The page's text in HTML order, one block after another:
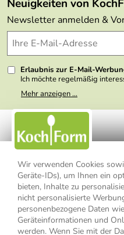
Wir verwenden Cookies
Geräte-IDs), um Ihnen ein
bieten, Inhalte zu
nicht personalisierte
personenbezogene Daten
Geräteinformationen und
werden. Wenn Sie mit der
Lieferbedingungen
Delivery Terms
Kundenlogin
Themen
Wir über uns
Presse
Neuigkeiten von
Newsletter anmelden &
Erlaubnis zur E-Mail-
Ich möchte regelmäßig
Meine E-Mail-Adresse wird
weitergegeben. Zu
nicht erkennbar, welche
Einwilligung zur Nutzung
kann ich jederzeit mit
den Link "Abmelden" am
Option Newsletter im
Mehr anzeigen ...
Impressum
Widerrufsbelehrung